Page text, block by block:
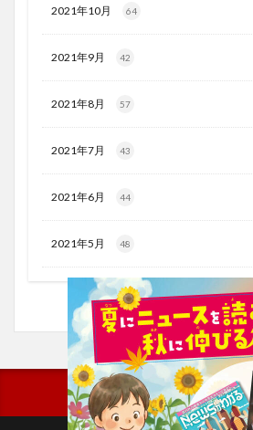
2021年10月 64
2021年9月 42
2021年8月 57
2021年7月 43
2021年6月 44
2021年5月 48